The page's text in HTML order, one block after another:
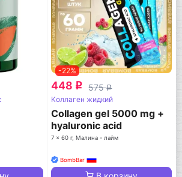
-22%
448 q 575q
Коллаген жидкий
Collagen gel 5000 mg +
hyaluronic acid
7 x 60 г, Малина - лайм
BombBar